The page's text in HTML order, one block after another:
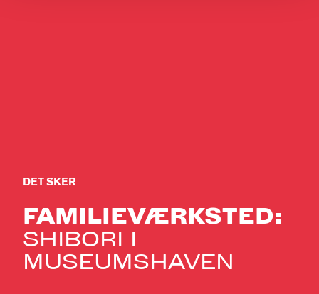
DET SKER
FAMILIEVÆRKSTED:
SHIBORI I
MUSEUMSHAVEN